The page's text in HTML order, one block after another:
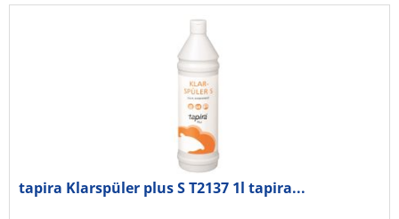
tapira Klarspüler plus S T2137 1l tapira...